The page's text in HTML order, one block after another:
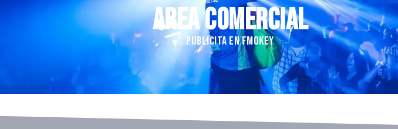
AREA COMERCIAL
PUBLICITA EN FMOKEY